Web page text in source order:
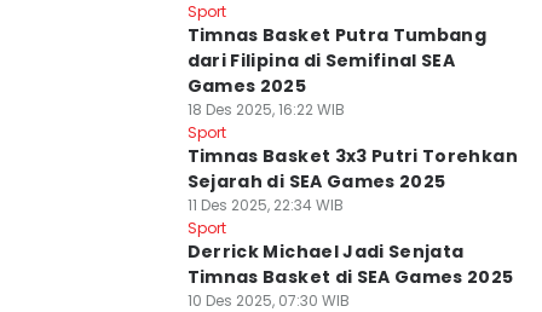
Sport
Timnas Basket Putra Tumbang
dari Filipina di Semifinal SEA
Games 2025
18 Des 2025, 16:22 WIB
Sport
Timnas Basket 3x3 Putri Torehkan
Sejarah di SEA Games 2025
11 Des 2025, 22:34 WIB
Sport
Derrick Michael Jadi Senjata
Timnas Basket di SEA Games 2025
10 Des 2025, 07:30 WIB